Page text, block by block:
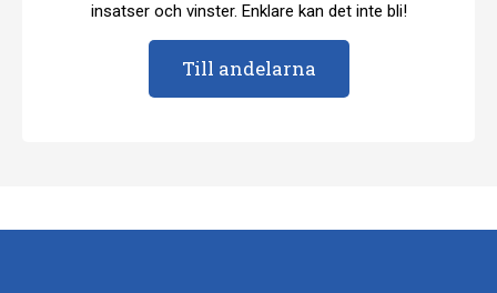
insatser och vinster. Enklare kan det inte bli!
Till andelarna